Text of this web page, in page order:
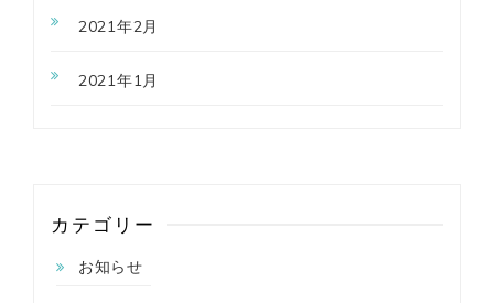
2021年2月
2021年1月
カテゴリー
お知らせ